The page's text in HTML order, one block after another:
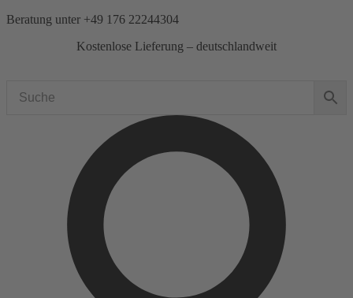
Zum
Beratung unter +49 176 22244304
Kostenlose Lieferung – deutschlandweit